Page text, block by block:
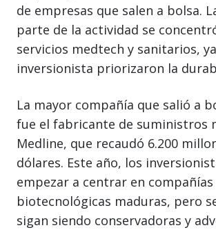
de empresas que salen a bolsa.
parte de la actividad se
servicios medtech y sanitarios,
inversionista priorizaron la
La mayor compañía que salió a
fue el fabricante de suministros
Medline, que recaudó 6.200
dólares. Este año, los
empezar a centrar en compañías
biotecnológicas maduras, pero
sigan siendo conservadoras y